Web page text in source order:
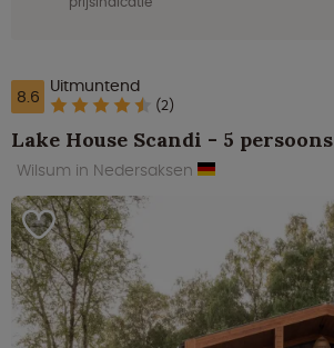
8.6 Uitmuntend
(2)
Lake House Scandi - 5 persoons
Wilsum in Nedersaksen